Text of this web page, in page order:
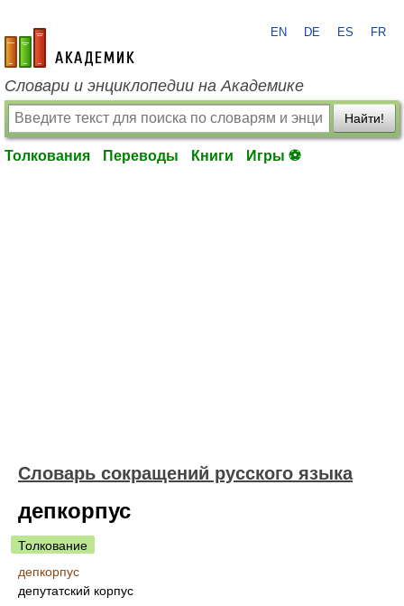
academic.ru
EN DE ES FR
Словари и энциклопедии на Академике
Найти!
Толкования Переводы Книги Игры ⚽
Словарь сокращений русского языка
депкорпус
Толкование
депкорпус
депутатский корпус